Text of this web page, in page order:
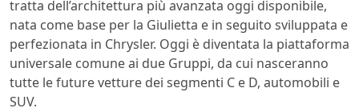
tratta dell’architettura più avanzata oggi disponibile,
nata come base per la Giulietta e in seguito sviluppata e
perfezionata in Chrysler. Oggi è diventata la piattaforma
universale comune ai due Gruppi, da cui nasceranno
tutte le future vetture dei segmenti C e D, automobili e
SUV.